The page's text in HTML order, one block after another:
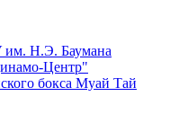
Н.Э. Баумана
Центр"
бокса Муай Тай